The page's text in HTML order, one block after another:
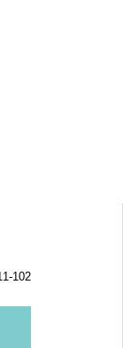
102